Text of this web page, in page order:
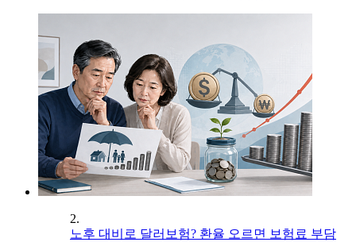
2.
노후 대비로 달러보험? 환율 오르면 보험료 부담